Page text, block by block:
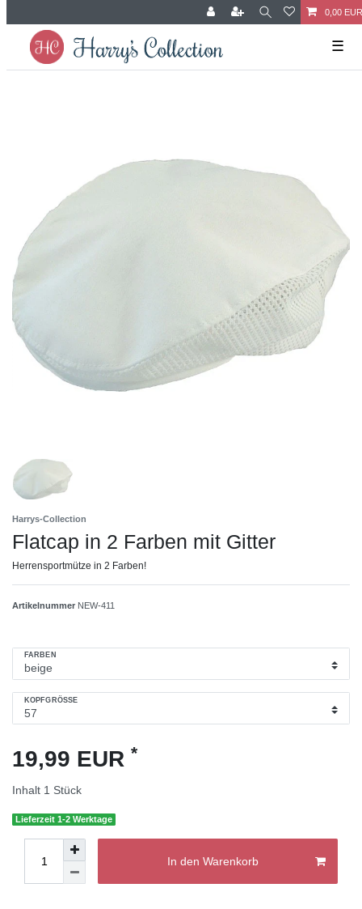
0,00 EUR
☰
Harrys-Collection
Flatcap in 2 Farben mit Gitter
Herrensportmütze in 2 Farben!
Artikelnummer NEW-411
FARBEN
KOPFGRÖSSE
19,99 EUR *
Inhalt 1 Stück
Lieferzeit 1-2 Werktage
In den Warenkorb